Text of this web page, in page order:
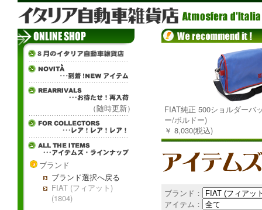
（随時更新）
ブランド
ブランド選択へ戻る
FIAT (フィアット)
(1804)
FIAT純正 500ショルダーバ
ー/ボルドー)
￥ 8,030(税込)
ブランド：
アイテム：